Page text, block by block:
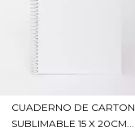
CUADERNO DE CARTON
SUBLIMABLE 15 X 20CM...